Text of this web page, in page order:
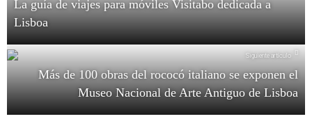
La guía de viajes para móviles Visitabo dedicada a
Lisboa
Siguiente artículo
Más de 100 obras del rococó italiano se exponen el
Museo Nacional de Arte Antiguo de Lisboa